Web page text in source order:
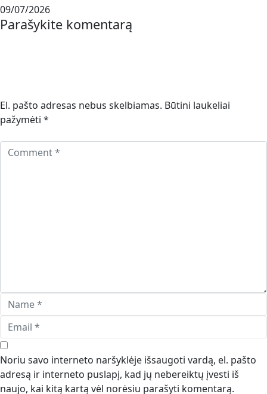
09/07/2026
Parašykite komentarą
El. pašto adresas nebus skelbiamas. Būtini laukeliai
pažymėti *
Noriu savo interneto naršyklėje išsaugoti vardą, el. pašto
adresą ir interneto puslapį, kad jų nebereiktų įvesti iš
naujo, kai kitą kartą vėl norėsiu parašyti komentarą.